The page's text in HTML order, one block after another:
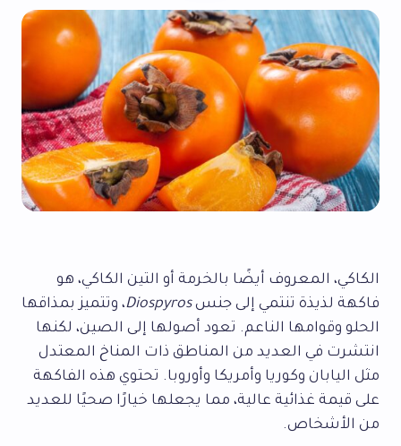
الكاكي، المعروف أيضًا بالخرمة أو التين الكاكي، هو
فاكهة لذيذة تنتمي إلى جنسDiospyros، وتتميز بمذاقها
الحلو وقوامها الناعم. تعود أصولها إلى الصين، لكنها
انتشرت في العديد من المناطق ذات المناخ المعتدل
مثل اليابان وكوريا وأمريكا وأوروبا. تحتوي هذه الفاكهة
على قيمة غذائية عالية، مما يجعلها خيارًا صحيًا للعديد
من الأشخاص.